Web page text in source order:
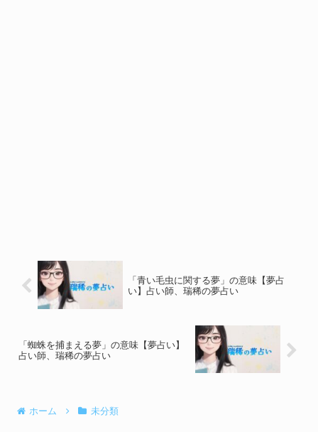
「青い毛虫に関する夢」の意味【夢占
い】占い師、瑞稀の夢占い
「蜘蛛を捕まえる夢」の意味【夢占い】
占い師、瑞稀の夢占い
ホーム 未分類